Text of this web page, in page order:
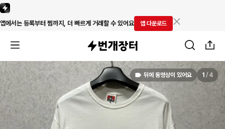
앱에서는 등록부터 찜까지, 더 빠르게 거래할 수 있어요 앱 다운로드
뒤에 동영상이 있어요 1 / 4